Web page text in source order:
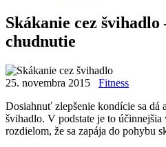
Skákanie cez švihadlo
chudnutie
25. novembra 2015
Fitness
Dosiahnuť zlepšenie kondície sa dá
švihadlo. V podstate je to účinnejšia
rozdielom, že sa zapája do pohybu